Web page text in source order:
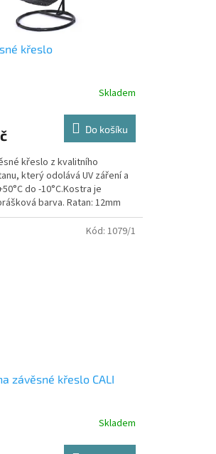
křeslo
Skladem
Do košíku
křeslo z kvalitního
který odolává UV záření a
do -10°C.Kostra je
barva. Ratan: 12mm
závěsné křeslo CALI
Skladem
Kód: 1079/1